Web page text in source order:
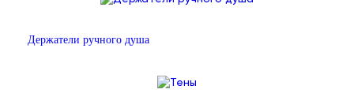
Держатели ручного душа